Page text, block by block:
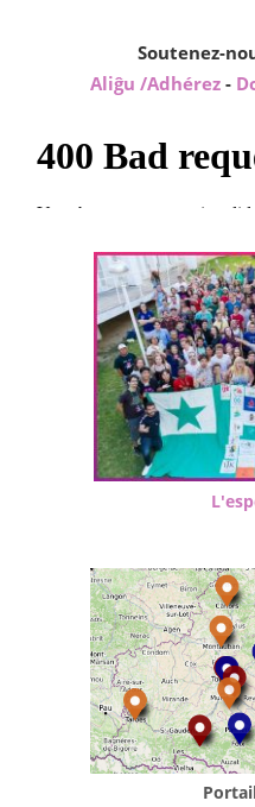
publications
Soutenez-
Aliĝu /Adhérez -